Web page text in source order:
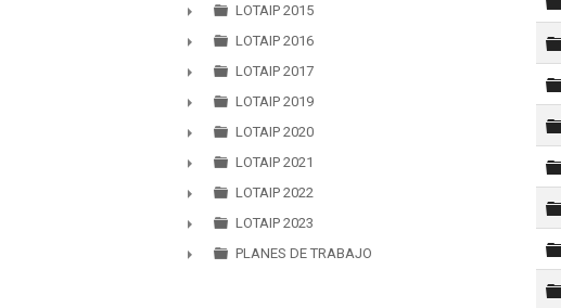
►
►
LOTAIP 2015
►
LOTAIP 2016
►
LOTAIP 2017
►
LOTAIP 2019
►
LOTAIP 2020
►
LOTAIP 2021
►
LOTAIP 2022
►
LOTAIP 2023
PLANES DE TRABAJO